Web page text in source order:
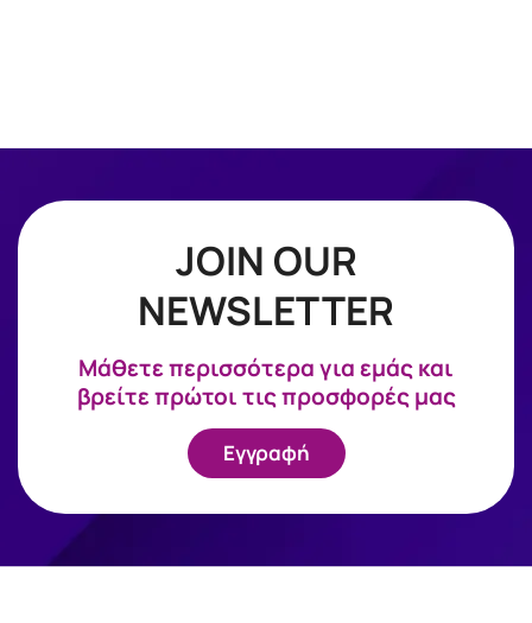
JOIN OUR
NEWSLETTER
Mάθετε περισσότερα για εμάς και
βρείτε πρώτοι τις προσφορές μας
Εγγραφή